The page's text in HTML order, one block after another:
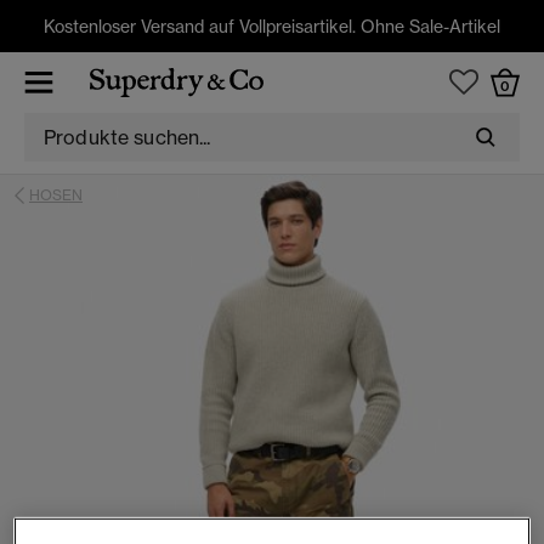
Kostenloser Versand auf Vollpreisartikel. Ohne Sale-Artikel
0
HOSEN